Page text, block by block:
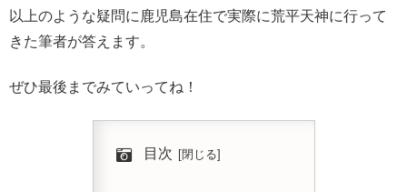
以上のような疑問に鹿児島在住で実際に荒平天神に行って
きた筆者が答えます。
ぜひ最後までみていってね！
目次